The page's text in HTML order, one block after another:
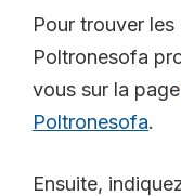
Pour trouver
Poltronesofa
vous sur la page
Poltronesofa.
Ensuite,